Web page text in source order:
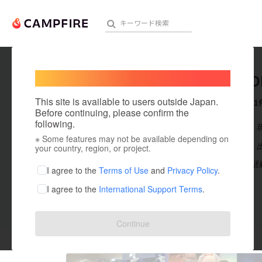
人気のプロジェクト 注目の
アート・写真
テクノロジー・ガジェット
映像・映画
ビジネス・起業
まちづくり・地域活性化
This site is available to users outside Japan.
Before continuing, please confirm the
following.
※ Some features may not be available depending on
your country, region, or project.
I agree to the Terms of Use and Privacy Policy.
I agree to the International Support Terms.
Continue
これまでに1
出身国：日本
関西を拠点に